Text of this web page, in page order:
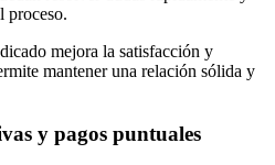
proceso.
mejora la satisfacción y
mantener una relación sólida y
y pagos puntuales